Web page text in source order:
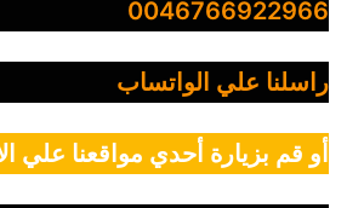
0046766922966
راسلنا علي الواتساب
أو قم بزيارة أحدي مواقعنا علي